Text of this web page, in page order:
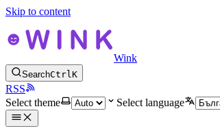
Skip to content
Wink
SearchCtrlK
RSS
Select theme
Select language